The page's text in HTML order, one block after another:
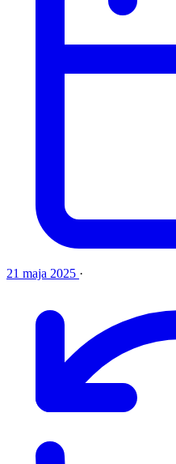
21 maja 2025 ·